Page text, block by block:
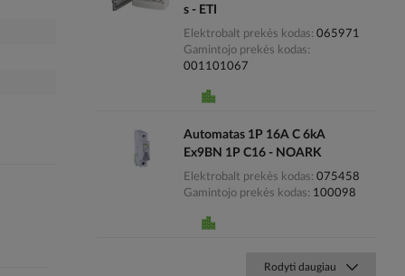
s - ETI
Elektrobalt prekės kodas 065971
Gamintojo prekės kodas
001101067
Automatas 1P 16A C 6kA
Ex9BN 1P C16 - NOARK
Elektrobalt prekės kodas 075458
Gamintojo prekės kodas
100098
Rodyti daugiau